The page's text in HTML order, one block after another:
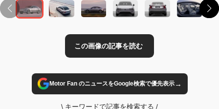
Motor Fan のニュースをGoogle検索で優先表示→
\ キーワードで記事を検索する /